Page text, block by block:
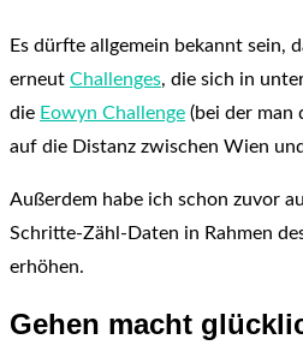
Es dürfte allgemein bekannt sein,
erneut Challenges, die sich in
die Eowyn Challenge (bei der man
auf die Distanz zwischen Wien
Außerdem habe ich schon zuvor
Schritte-Zähl-Daten in Rahmen
erhöhen.
Gehen macht